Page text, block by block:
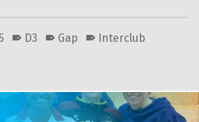
D3 Gap Interclub